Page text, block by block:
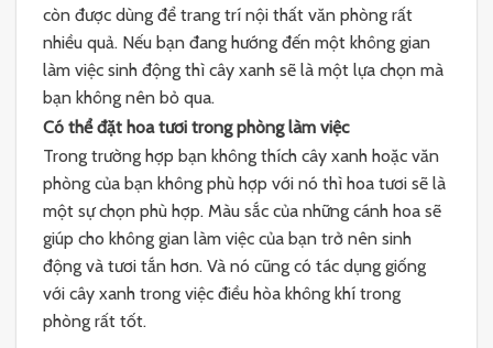
còn được dùng để trang trí nội thất văn phòng rất
nhiều quả. Nếu bạn đang hướng đến một không gian
làm việc sinh động thì cây xanh sẽ là một lựa chọn mà
bạn không nên bỏ qua.
Có thể đặt hoa tươi trong phòng làm việc
Trong trường hợp bạn không thích cây xanh hoặc văn
phòng của bạn không phù hợp với nó thì hoa tươi sẽ là
một sự chọn phù hợp. Màu sắc của những cánh hoa sẽ
giúp cho không gian làm việc của bạn trở nên sinh
động và tươi tắn hơn. Và nó cũng có tác dụng giống
với cây xanh trong việc điều hòa không khí trong
phòng rất tốt.